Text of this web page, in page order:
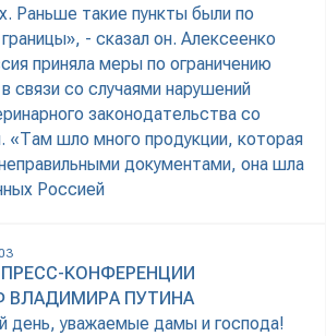
Раньше такие пункты были по
- сказал он. Алексеенко
приняла меры по ограничению
связи со случаями нарушений
законодательства со
«Там шло много продукции, которая
документами, она шла
Россией
КОНФЕРЕНЦИИ
ВЛАДИМИРА ПУТИНА
уважаемые дамы и господа!